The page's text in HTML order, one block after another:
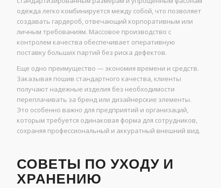
одежда легко комбинируется между собой, что позволяет
создавать гардероб, отвечающий корпоративным или
личным требованиям. Массовое производство с
контролем качества обеспечивает оперативную
поставку больших партий без риска дефектов.
Еще одно преимущество — экономия времени и средств.
Заказывая пошив стандартного качества, клиенты
получают надежные изделия без необходимости
переплачивать за бренд или дизайнерские элементы.
Это особенно важно для предприятий и организаций,
которым требуется одинаковая форма для сотрудников,
сохраняя профессиональный и аккуратный внешний вид.
СОВЕТЫ ПО УХОДУ И
ХРАНЕНИЮ